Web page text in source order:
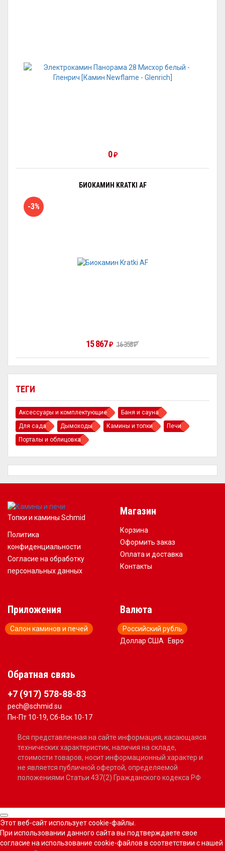
ТЕГИ
Аксессуары и комплектующие
Баня и сауна
Для сада
Дымоходы Камины и топки
Печи
Порталы и облицовка
0₽
БИОКАМИН KRATKI AF
-3%
15 867₽ 16 358₽
Топки и камины Schmid
Политика
конфиденциальности
Согласие на обработку
персональных данных
Магазин
Корзина
Оформить заказ
Оплата и доставка
Контакты
Приложения
Салон каминов и печей
Валюта
Российский рубль
Доллар США
Евро
Обратная связь
+7 (917) 578-88-83
pech@schmid.su
Пн-Пт 10-19, Сб-Вск 10-17
Вся представленная на сайте информация, касающаяся
технических характеристик, наличия на складе,
стоимости товаров, носит информационный характер и
не является публичной офертой, определяемой
положениями Статьи 437(2) Гражданского кодекса РФ
Этот веб-сайт использует cookie-файлы.
При использовании данного сайта вы подтверждаете свое
согласие на использование cookie-файлов в соответствии с нашей